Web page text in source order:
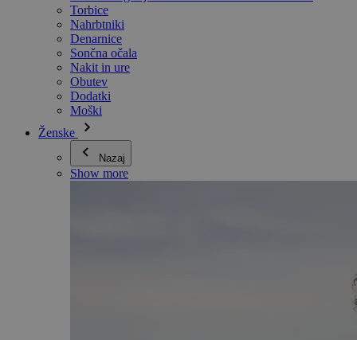
Torbice
Nahrbtniki
Denarnice
Sončna očala
Nakit in ure
Obutev
Dodatki
Moški
Ženske
Nazaj
Show more